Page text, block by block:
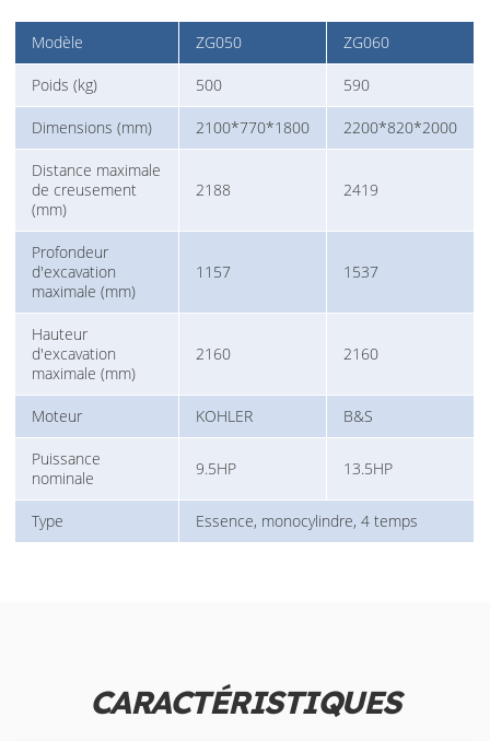
Modèle ZG050 ZG060
Poids (kg) 500 590
Dimensions (mm) 2100*770*1800 2200*820*2000
Distance maximale
de creusement
(mm)
2188 2419
Profondeur
d'excavation
maximale (mm)
1157 1537
Hauteur
d'excavation
maximale (mm)
2160 2160
Moteur KOHLER B&S
Puissance
nominale
9.5HP 13.5HP
Type Essence, monocylindre, 4 temps
CARACTÉRISTIQUES